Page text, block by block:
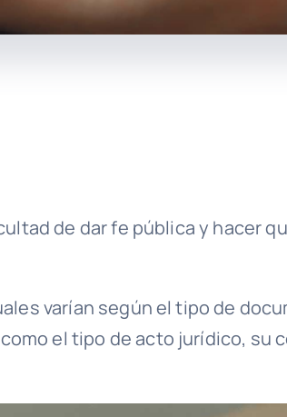
de dar fe pública y hacer
varían según el tipo de
el tipo de acto jurídico, su